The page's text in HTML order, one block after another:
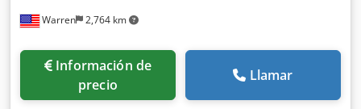
Warren 2,764 km
Información de
precio
Llamar